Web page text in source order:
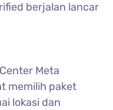
berjalan lancar
Meta
memilih paket
lokasi dan